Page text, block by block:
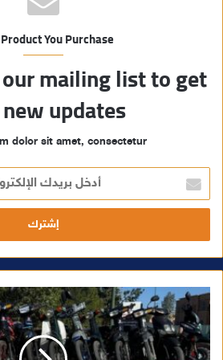
You Purchase
mailing list to get
updates!
dolor sit amet, consectetur.
خ
ل
ر
ا
ل
ل
ك
ت